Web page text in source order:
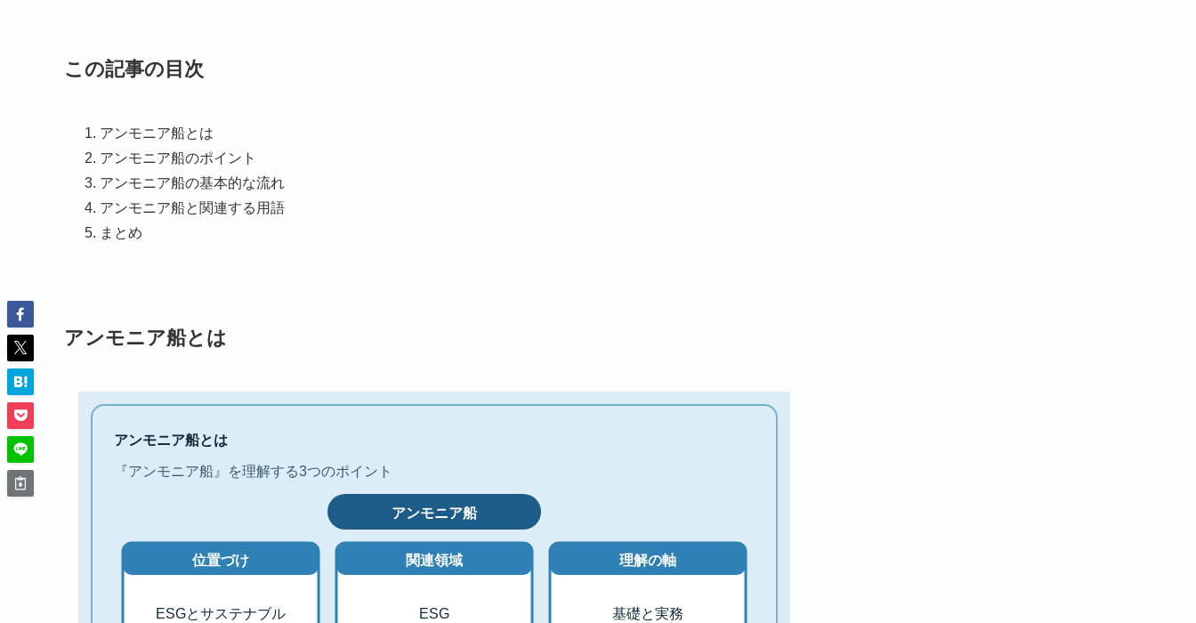
この記事の目次
アンモニア船とは
アンモニア船のポイント
アンモニア船の基本的な流れ
アンモニア船と関連する用語
まとめ
アンモニア船とは
アンモニア船とは
『アンモニア船』を理解する3つのポイント
アンモニア船
位置づけ
ESGとサステナブル
関連領域
ESG
理解の軸
基礎と実務